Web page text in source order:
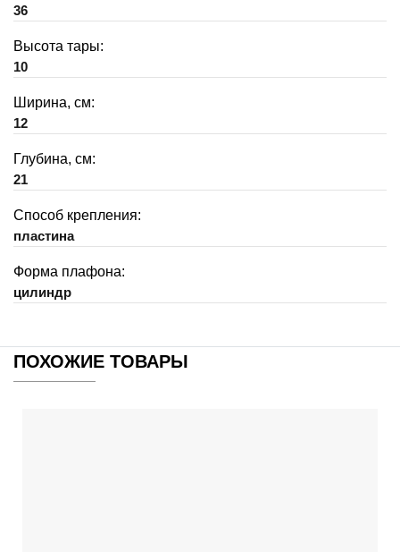
36
Высота тары:
10
Ширина, см:
12
Глубина, см:
21
Способ крепления:
пластина
Форма плафона:
цилиндр
ПОХОЖИЕ ТОВАРЫ